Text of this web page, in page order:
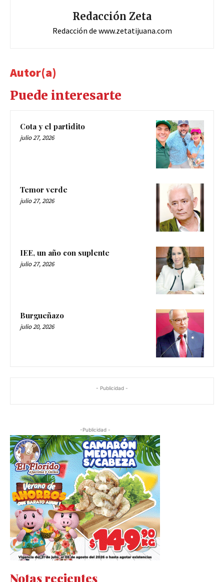
Redacción Zeta
Redacción de www.zetatijuana.com
Autor(a)
Puede interesarte
Cota y el partidito
julio 27, 2026
Temor verde
julio 27, 2026
IEE, un año con suplente
julio 27, 2026
Burgueñazo
julio 20, 2026
- Publicidad -
-Publicidad -
Notas recientes